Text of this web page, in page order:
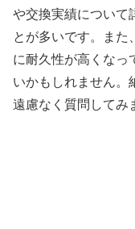
や交換実績について
とが多いです。また
に耐久性が高くなっ
いかもしれません。
遠慮なく質問してみ